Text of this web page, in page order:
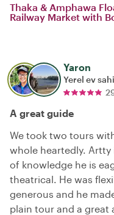
Thaka & Amphawa
Railway Market with
Yaron
Yerel ev
A great guide
We took two tours
whole heartedly.
of knowledge he is
theatrical. He was
generous and he
plain tour and a great